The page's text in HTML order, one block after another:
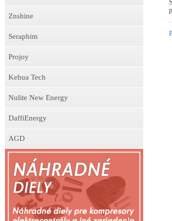
Znshine
Seraphim
Projoy
Kehua Tech
Nulite New Energy
DaffiEnergy
AGD